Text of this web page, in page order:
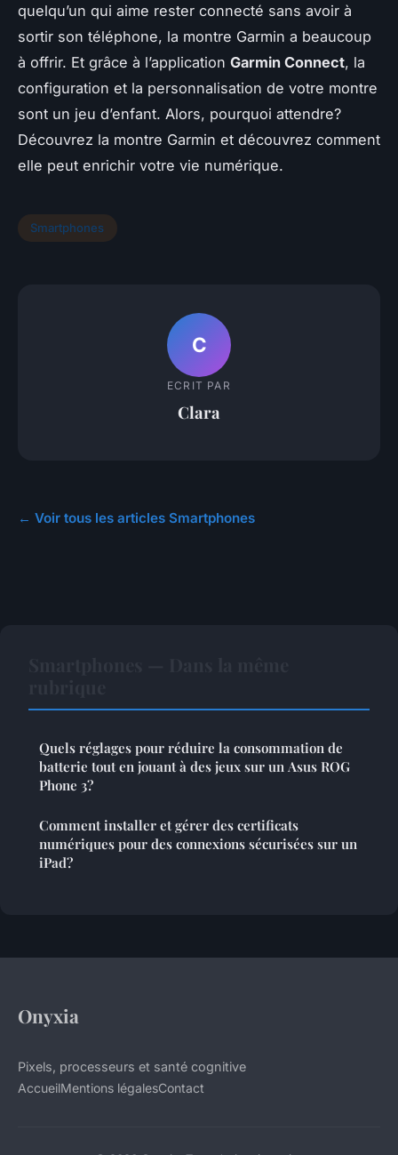
quelqu’un qui aime rester connecté sans avoir à
sortir son téléphone, la montre Garmin a beaucoup
à offrir. Et grâce à l’application Garmin Connect, la
configuration et la personnalisation de votre montre
sont un jeu d’enfant. Alors, pourquoi attendre?
Découvrez la montre Garmin et découvrez comment
elle peut enrichir votre vie numérique.
Smartphones
C
ECRIT PAR
Clara
← Voir tous les articles Smartphones
Quels réglages pour réduire la consommation de
batterie tout en jouant à des jeux sur un Asus ROG
Phone 3?
Comment installer et gérer des certificats
numériques pour des connexions sécurisées sur un
iPad?
Onyxia
Pixels, processeurs et santé cognitive
AccueilMentions légalesContact